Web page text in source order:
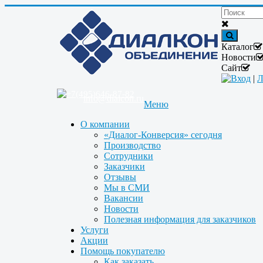
Каталог
Новости
Сайт
Вход |
Меню
О компании
«Диалог-Конверсия» сегодня
Производство
Сотрудники
Заказчики
Отзывы
Мы в СМИ
Вакансии
Новости
Полезная информация для заказчиков
Услуги
Акции
Помощь покупателю